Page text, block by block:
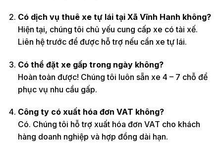
Có dịch vụ thuê xe tự lái tại Xã Vĩnh Hanh không?
Hiện tại, chúng tôi chủ yếu cung cấp xe có tài xế.
Liên hệ trước để được hỗ trợ nếu cần xe tự lái.
Có thể đặt xe gấp trong ngày không?
Hoàn toàn được! Chúng tôi luôn sẵn xe 4 – 7 chỗ để
phục vụ nhu cầu gấp.
Công ty có xuất hóa đơn VAT không?
Có. Chúng tôi hỗ trợ xuất hóa đơn VAT cho khách
hàng doanh nghiệp và hợp đồng dài hạn.